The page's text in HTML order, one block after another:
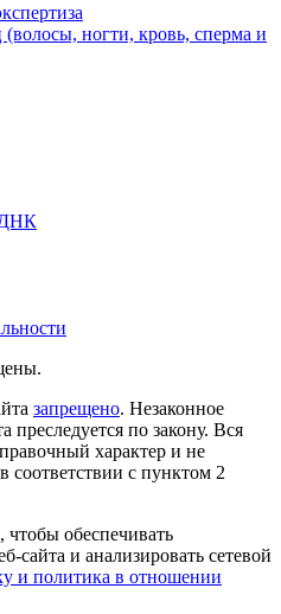
ногти, кровь, сперма и
ДНК
запрещено. Незаконное
преследуется по закону. Вся
характер и не
соответствии с пунктом 2
обеспечивать
сайта и анализировать сетевой
и политика в отношении